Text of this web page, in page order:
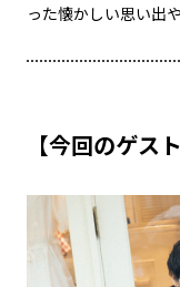
った懐かしい思い出
【今回のゲス